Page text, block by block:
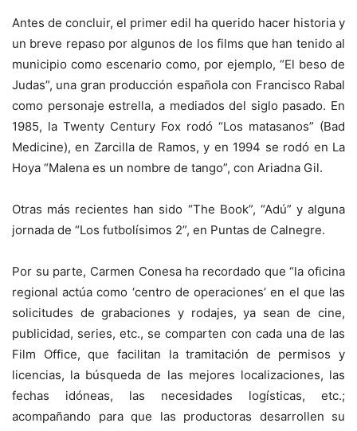
Antes de concluir, el primer edil ha querido hacer historia y
un breve repaso por algunos de los films que han tenido al
municipio como escenario como, por ejemplo, “El beso de
Judas”, una gran producción española con Francisco Rabal
como personaje estrella, a mediados del siglo pasado. En
1985, la Twenty Century Fox rodó “Los matasanos” (Bad
Medicine), en Zarcilla de Ramos, y en 1994 se rodó en La
Hoya “Malena es un nombre de tango”, con Ariadna Gil.
Otras más recientes han sido “The Book”, “Adú” y alguna
jornada de “Los futbolísimos 2”, en Puntas de Calnegre.
Por su parte, Carmen Conesa ha recordado que “la oficina
regional actúa como ‘centro de operaciones’ en el que las
solicitudes de grabaciones y rodajes, ya sean de cine,
publicidad, series, etc., se comparten con cada una de las
Film Office, que facilitan la tramitación de permisos y
licencias, la búsqueda de las mejores localizaciones, las
fechas idóneas, las necesidades logísticas, etc.;
acompañando para que las productoras desarrollen su